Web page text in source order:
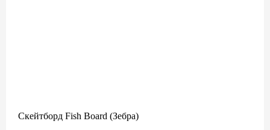
Скейтборд Fish Board (Зебра)